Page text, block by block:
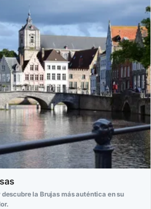
la Brujas más auténtica en su